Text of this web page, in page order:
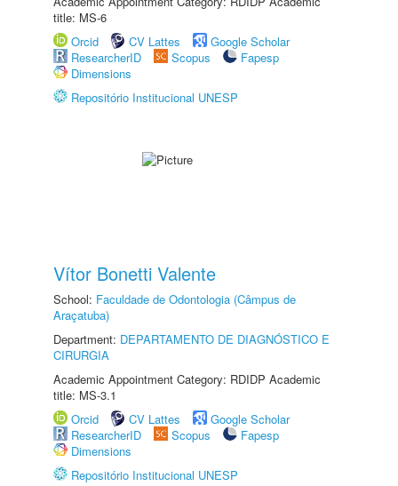
title: MS-6
Orcid
CV Lattes
Google Scholar
ResearcherID
Scopus
Fapesp
Dimensions
Repositório Institucional UNESP
Vítor Bonetti Valente
School: Faculdade de Odontologia (Câmpus de
Araçatuba)
Department: DEPARTAMENTO DE DIAGNÓSTICO E
CIRURGIA
Academic Appointment Category: RDIDP Academic
title: MS-3.1
Orcid
CV Lattes
Google Scholar
ResearcherID
Scopus
Fapesp
Dimensions
Repositório Institucional UNESP